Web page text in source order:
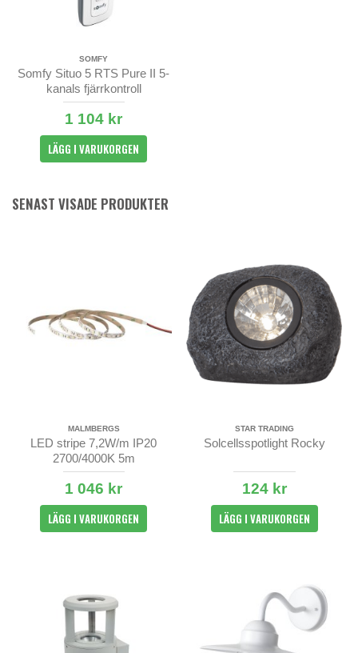
SOMFY
Somfy Situo 5 RTS Pure II 5-
kanals fjärrkontroll
1 104 kr
LÄGG I VARUKORGEN
SENAST VISADE PRODUKTER
MALMBERGS
LED stripe 7,2W/m IP20
2700/4000K 5m
1 046 kr
LÄGG I VARUKORGEN
STAR TRADING
Solcellsspotlight Rocky
124 kr
LÄGG I VARUKORGEN